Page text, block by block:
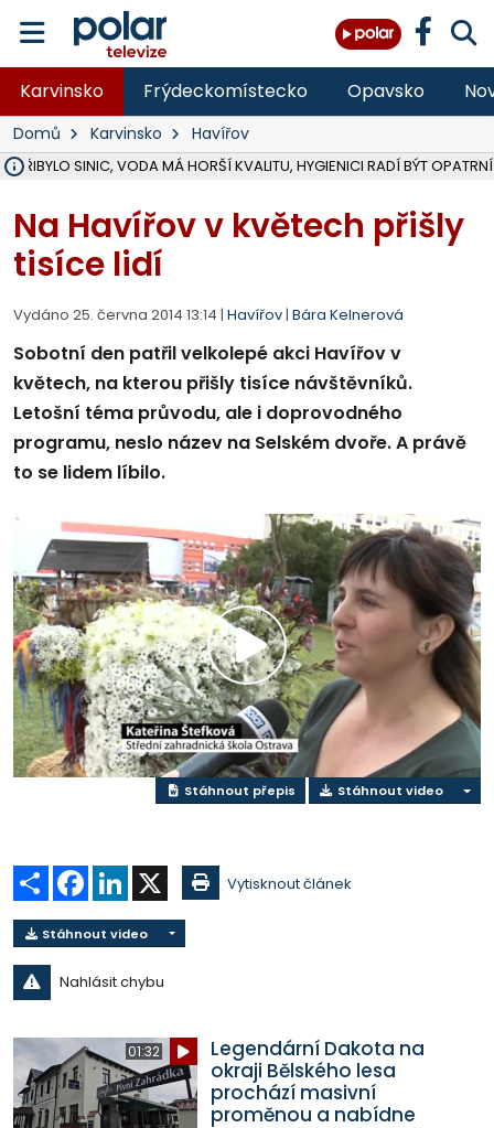
Karvinsko Frýdeckomístecko Opavsko
Domů Karvinsko Havířov
PŘIBYLO SINIC, VODA MÁ HORŠÍ KVALITU, HYGIENICI RADÍ BÝT OPATRNÍ
Na Havířov v květech přišly
tisíce lidí
Vydáno 25. června 2014 13:14 | Havířov | Bára Kelnerová
Sobotní den patřil velkolepé akci Havířov v
květech, na kterou přišly tisíce návštěvníků.
Letošní téma průvodu, ale i doprovodného
programu, neslo název na Selském dvoře. A právě
to se lidem líbilo.
Přehrát
video
Stáhnout přepis Stáhnout video
Sdílet Facebook
LinkedIn Vytisknout článek
Stáhnout video
Nahlásit chybu
01:32
Legendární Dakota na
okraji Bělského lesa
prochází masivní
proměnou a nabídne